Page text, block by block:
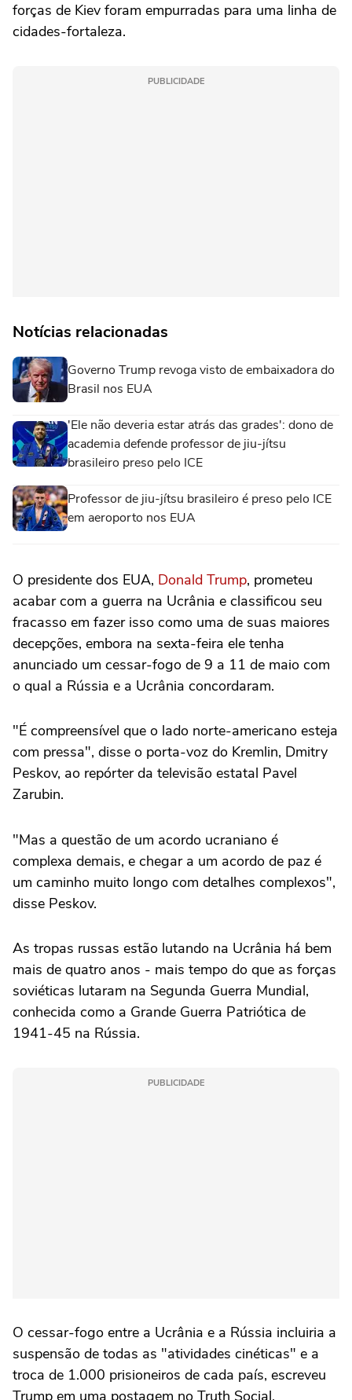
forças de Kiev foram ⁠empurradas para uma linha de
cidades-fortaleza.
PUBLICIDADE
Notícias relacionadas
Governo Trump revoga visto de embaixadora do
Brasil nos EUA
'Ele não deveria estar atrás das grades': dono de
academia defende professor de jiu-jítsu
brasileiro preso pelo ICE
Professor de jiu-jítsu brasileiro é preso pelo ICE
em aeroporto nos EUA
O presidente dos EUA, Donald Trump, prometeu
acabar com a guerra na Ucrânia e classificou seu
fracasso em fazer isso como uma de suas maiores
decepções, embora na sexta-feira ele tenha
anunciado um ‌cessar-fogo de 9 a 11 de maio com
o qual ‌a Rússia e ⁠a Ucrânia ⁠concordaram.
"É compreensível que o lado norte-americano esteja
com pressa", disse o porta-voz ⁠do Kremlin, Dmitry
Peskov, ‌ao repórter da televisão ‌estatal Pavel
Zarubin.
"Mas a questão de um acordo ucraniano é
complexa demais, e chegar a um acordo de paz é
um caminho muito longo com detalhes ⁠complexos",
disse Peskov.
As tropas russas estão lutando na Ucrânia há bem
mais de quatro anos - mais tempo do que as forças
soviéticas lutaram na Segunda Guerra Mundial,
conhecida como a Grande ‌Guerra Patriótica de
1941-45 na Rússia.
PUBLICIDADE
O cessar-fogo entre a Ucrânia e a Rússia incluiria a
suspensão de todas as "atividades ⁠cinéticas" e a
troca de 1.000 prisioneiros de cada país, escreveu